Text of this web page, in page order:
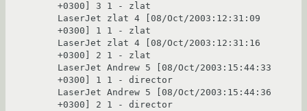
+0300] 3 1 - zlat
LaserJet zlat 4 [08/Oct/2003:12:31:09
+0300] 1 1 - zlat
LaserJet zlat 4 [08/Oct/2003:12:31:16
+0300] 2 1 - zlat
LaserJet Andrew 5 [08/Oct/2003:15:44:33
+0300] 1 1 - director
LaserJet Andrew 5 [08/Oct/2003:15:44:36
+0300] 2 1 - director